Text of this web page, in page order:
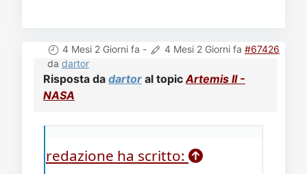
4 Mesi 2 Giorni fa - 4 Mesi 2 Giorni fa #67426
da dartor
Risposta da dartor al topic Artemis II -
NASA
redazione ha scritto: